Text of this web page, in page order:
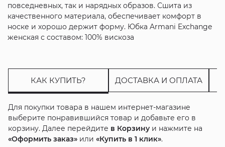
повседневных, так и нарядных образов. Сшита из
качественного материала, обеспечивает комфорт в
носке и хорошо держит форму. Юбка Armani Exchange
женская с составом: 100% вискоза
КАК КУПИТЬ? ДОСТАВКА И ОПЛАТА
Для покупки товара в нашем интернет-магазине
выберите понравившийся товар и добавьте его в
корзину. Далее перейдите в Корзинуи нажмите на
«Оформить заказ»или «Купить в 1 клик».